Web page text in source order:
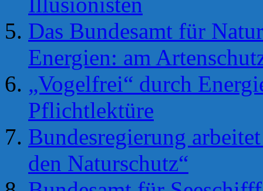
Das Bundesamt für
Energien: am
„Vogelfrei“ durch
Pflichtlektüre
Bundesregierung
den Naturschutz“